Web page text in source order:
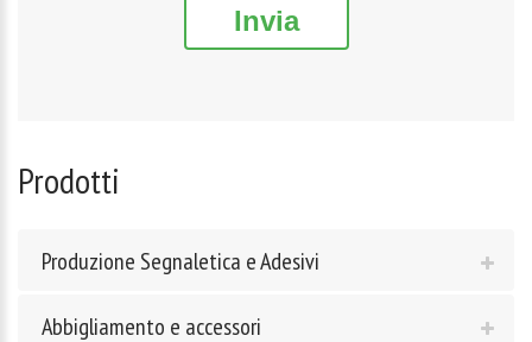
Invia
Prodotti
Produzione Segnaletica e Adesivi
Abbigliamento e accessori